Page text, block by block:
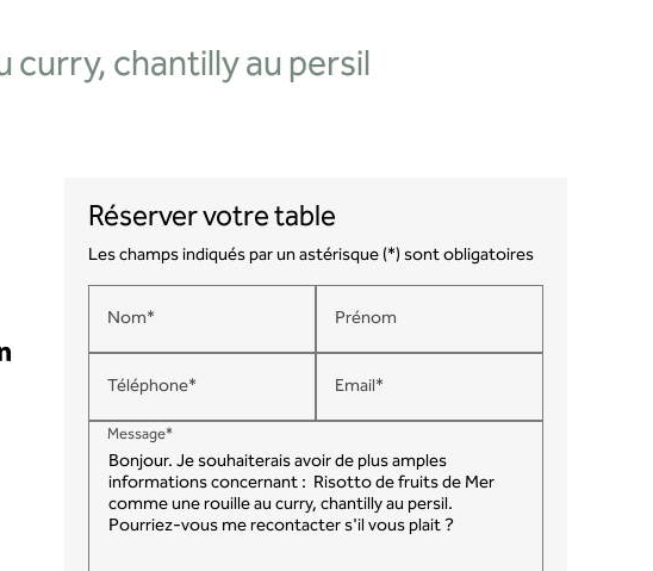
curry, chantilly au persil
Réserver votre table
Les champs indiqués par un astérisque (*) sont obligatoires
Nom* Prénom
Téléphone* Email*
Message*